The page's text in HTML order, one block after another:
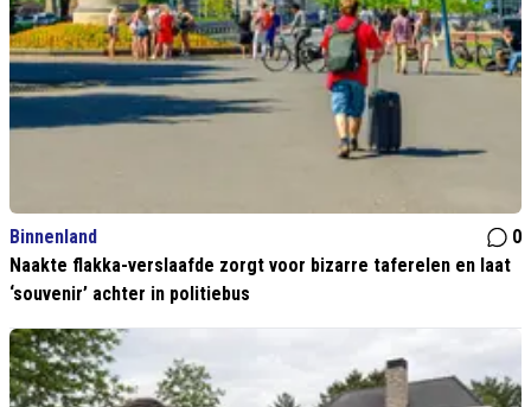
Binnenland
0
Naakte flakka-verslaafde zorgt voor bizarre taferelen en laat
‘souvenir’ achter in politiebus